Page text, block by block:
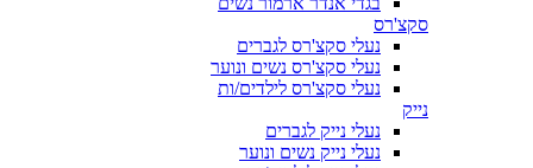
סקצ'רס
נעלי סקצ'רס לגברים
נעלי סקצ'רס נשים ונוער
נעלי סקצ'רס לילדים/ות
נייק
נעלי נייק לגברים
נעלי נייק נשים ונוער